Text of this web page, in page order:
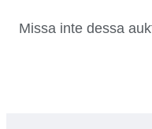
Missa inte dessa